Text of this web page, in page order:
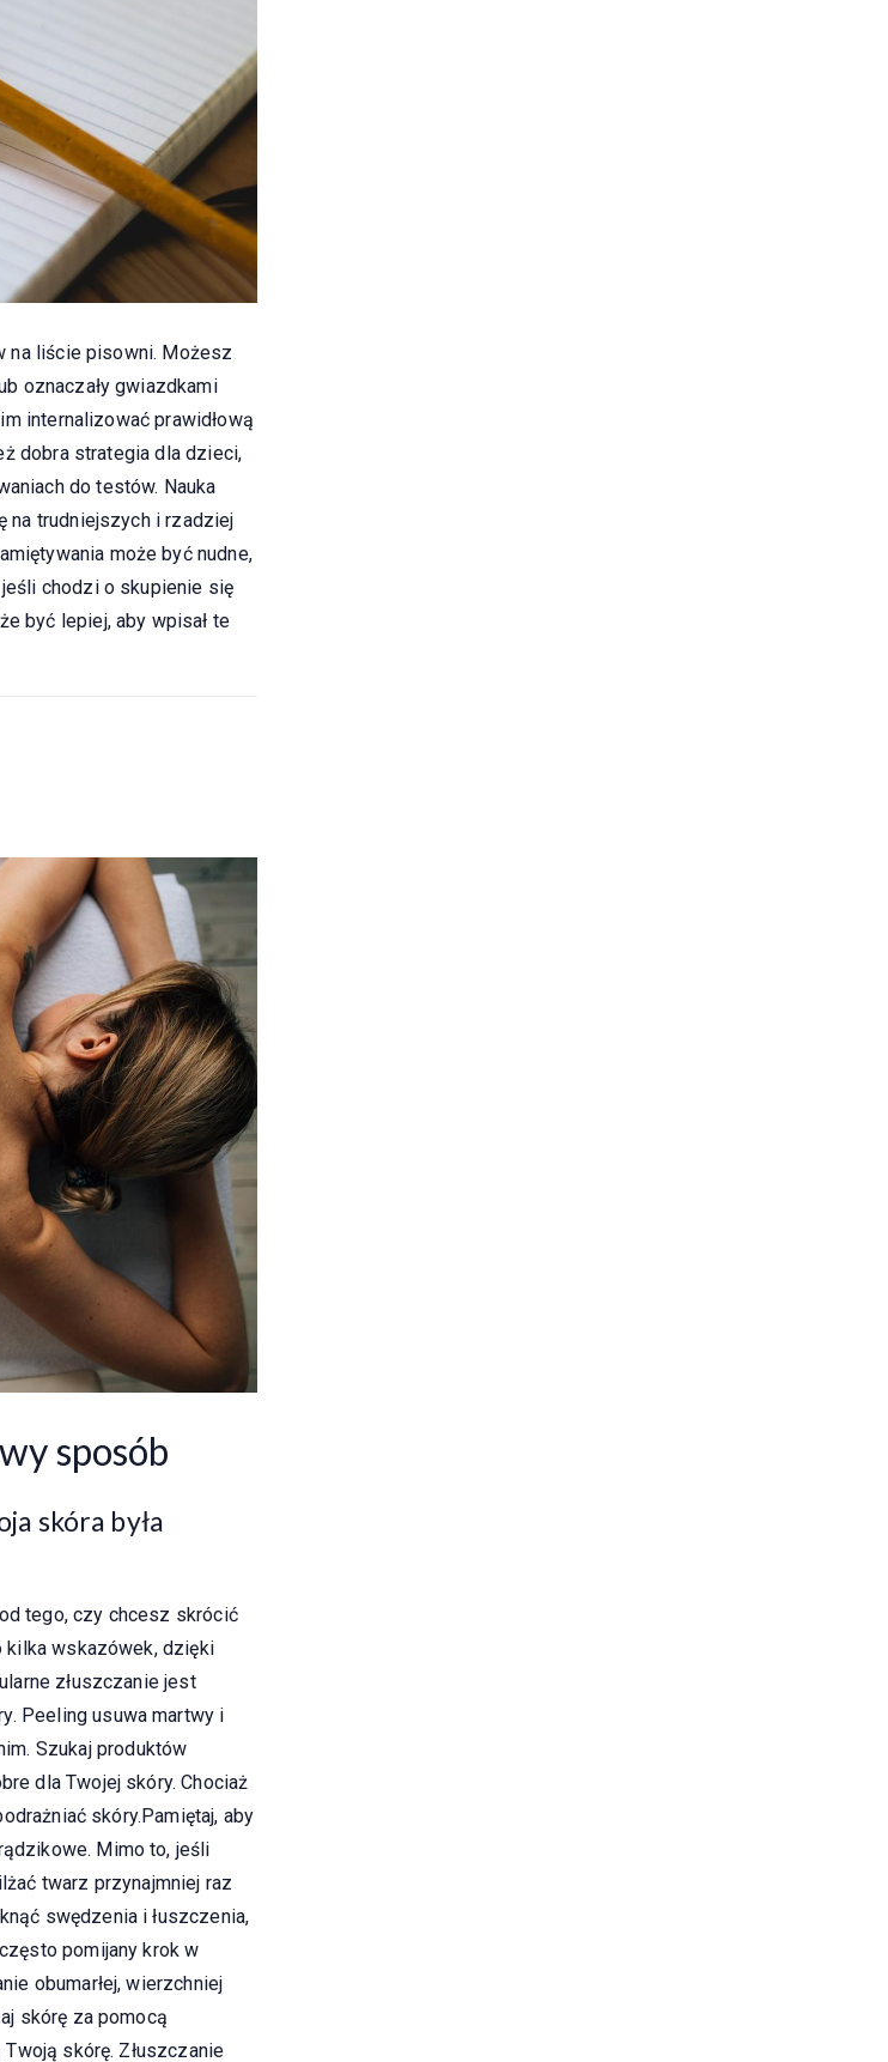
na liście pisowni. Możesz
oznaczały gwiazdkami
internalizować prawidłową
dobra strategia dla dzieci,
do testów. Nauka
na trudniejszych i rzadziej
może być nudne,
chodzi o skupienie się
być lepiej, aby wpisał te
sposób
skóra była
tego, czy chcesz skrócić
wskazówek, dzięki
złuszczanie jest
Peeling usuwa martwy i
Szukaj produktów
dla Twojej skóry. Chociaż
skóry.Pamiętaj, aby
Mimo to, jeśli
twarz przynajmniej raz
swędzenia i łuszczenia,
pomijany krok w
obumarłej, wierzchniej
skórę za pomocą
skórę. Złuszczanie